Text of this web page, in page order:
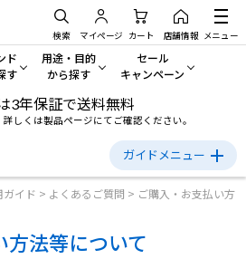
検索 マイページ カート 店舗情報 メニュー
をすべてみる
ド
す
用途・目的
から探す
一般向けパソコン
ゲーミングPC・ゲーム向けパソコン
クリエイティブ向け
ビジネス向けパソコン
セール
キャンペーン
セール・キャンペーン
期間限定セール
人気モデルが期間限定・お買
3年保証で送料無料
しくは製品ページにてご確認ください。
ガイドメニュー
ガイド > よくあるご質問 > ご購入・お支払い方
方法等について